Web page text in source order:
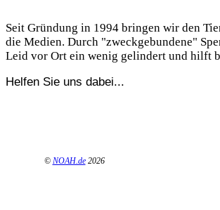
Seit Gründung in 1994 bringen wir den
die Medien. Durch "zweckgebundene"
Leid vor Ort ein wenig gelindert und hilft
Helfen Sie uns dabei...
© NOAH.de 2026